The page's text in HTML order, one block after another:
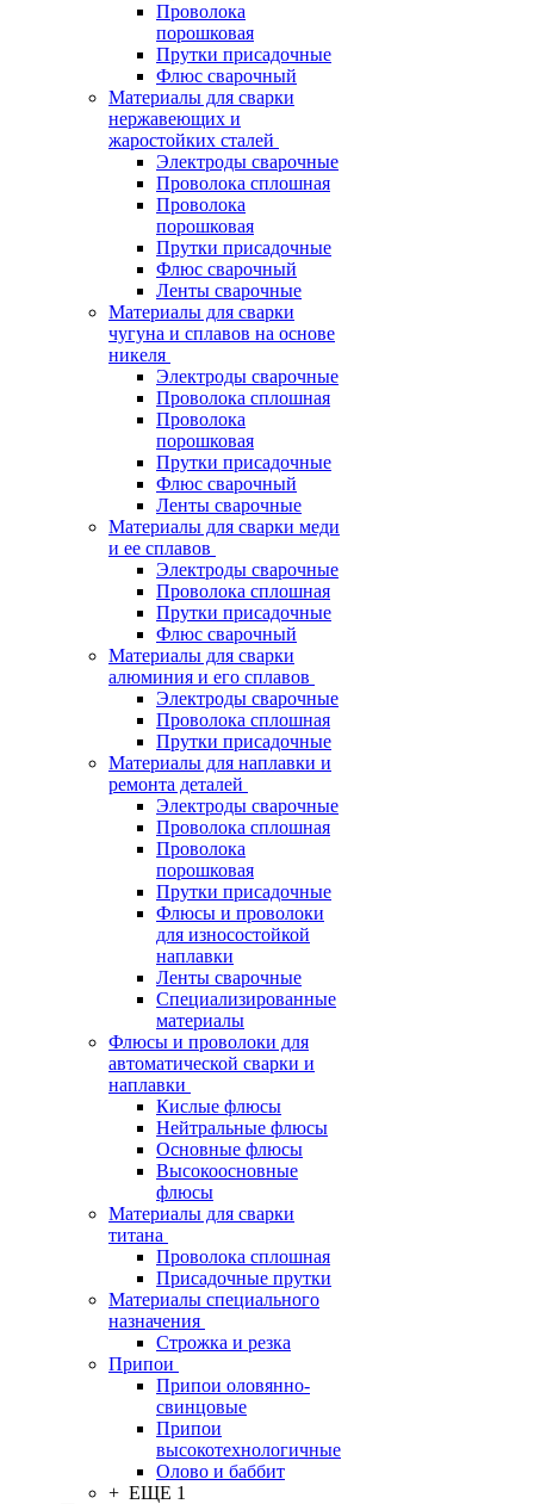
Проволока
порошковая
Прутки присадочные
Флюс сварочный
Материалы для сварки
нержавеющих и
жаростойких сталей
Электроды сварочные
Проволока сплошная
Проволока
порошковая
Прутки присадочные
Флюс сварочный
Ленты сварочные
Материалы для сварки
чугуна и сплавов на основе
никеля
Электроды сварочные
Проволока сплошная
Проволока
порошковая
Прутки присадочные
Флюс сварочный
Ленты сварочные
Материалы для сварки меди
и ее сплавов
Электроды сварочные
Проволока сплошная
Прутки присадочные
Флюс сварочный
Материалы для сварки
алюминия и его сплавов
Электроды сварочные
Проволока сплошная
Прутки присадочные
Материалы для наплавки и
ремонта деталей
Электроды сварочные
Проволока сплошная
Проволока
порошковая
Прутки присадочные
Флюсы и проволоки
для износостойкой
наплавки
Ленты сварочные
Специализированные
материалы
Флюсы и проволоки для
автоматической сварки и
наплавки
Кислые флюсы
Нейтральные флюсы
Основные флюсы
Высокоосновные
флюсы
Материалы для сварки
титана
Проволока сплошная
Присадочные прутки
Материалы специального
назначения
Строжка и резка
Припои
Припои оловянно-
свинцовые
Припои
высокотехнологичные
Олово и баббит
+ ЕЩЕ 1